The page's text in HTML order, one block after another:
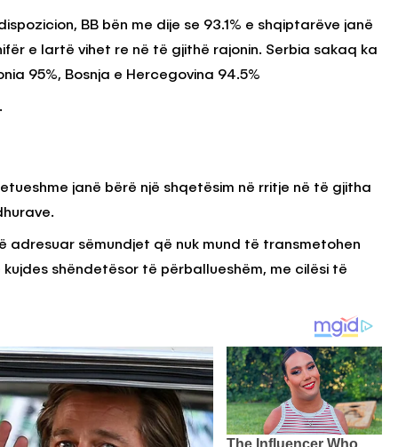
BB bën me dije se 93.1% e shqiptarëve janë
e lartë vihet re në të gjithë rajonin. Serbia sakaq ka
95%, Bosnja e Hercegovina 94.5%
janë bërë një shqetësim në rritje në të gjitha
adresuar sëmundjet që nuk mund të transmetohen
shëndetësor të përballueshëm, me cilësi të
2025
Vjetëruara
AGROWEB 10 QERSHOR, 2025